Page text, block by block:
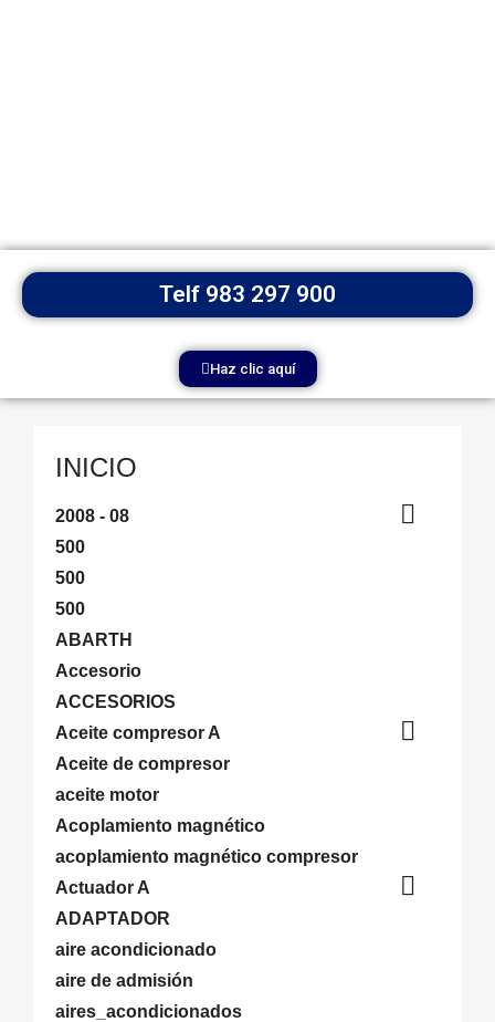
Telf 983 297 900
Haz clic aquí
INICIO
2008 - 08 
500
500
500
ABARTH
Accesorio
ACCESORIOS
Aceite compresor A

Aceite de compresor
aceite motor
Acoplamiento magnético
acoplamiento magnético compresor
Actuador A

ADAPTADOR
aire acondicionado
aire de admisión
aires_acondicionados